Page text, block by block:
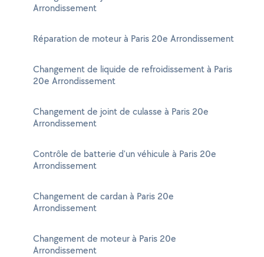
Arrondissement
Réparation de moteur à Paris 20e Arrondissement
Changement de liquide de refroidissement à Paris
20e Arrondissement
Changement de joint de culasse à Paris 20e
Arrondissement
Contrôle de batterie d'un véhicule à Paris 20e
Arrondissement
Changement de cardan à Paris 20e
Arrondissement
Changement de moteur à Paris 20e
Arrondissement